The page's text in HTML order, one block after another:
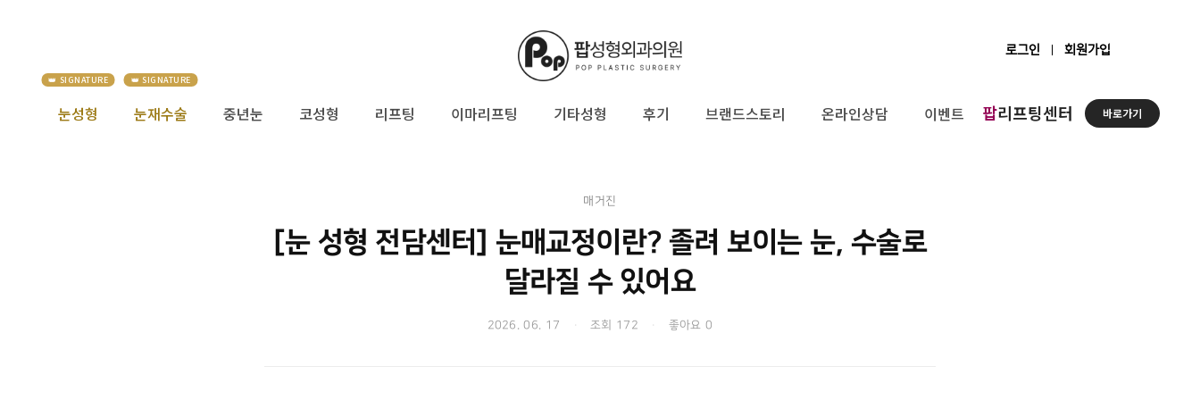
로그인 회원가입
눈성형 눈재수술 중년눈 코성형 리프팅 이마리프팅 기타성형 후기 브랜드스토리 온라인상담 이벤트 팝리프팅센터 바로가기
매거진
[눈 성형 전담센터] 눈매교정이란? 졸려 보이는 눈, 수술로
달라질 수 있어요
2026. 06. 17 조회 172 좋아요 0